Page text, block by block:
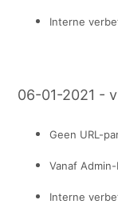
Interne
06-01-2021 -
Geen URL-
Vanaf
Interne